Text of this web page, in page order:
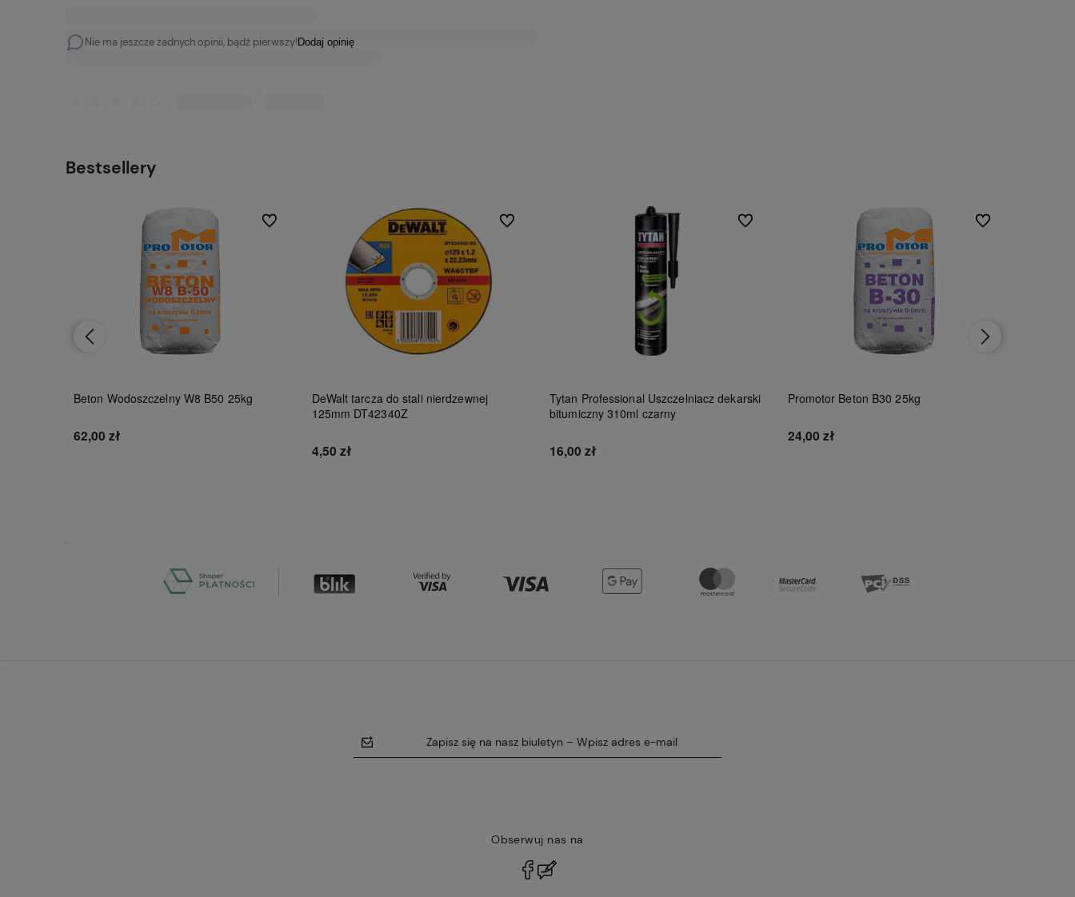
Nie ma jeszcze żadnych opinii, bądź pierwszy! Dodaj opinię
Bestsellery
Beton Wodoszczelny W8 B50 25kg
62,00 zł
Do ulubionych
DeWalt tarcza do stali nierdzewnej
125mm DT42340Z
4,50 zł
Do ulubionych
Tytan Professional Uszczelniacz dekarski
bitumiczny 310ml czarny
16,00 zł
Do ulubionych
Promotor Beton B30 25kg
24,00 zł
Do ulubionych
Zapisz się na nasz biuletyn – Wpisz adres e-mail
Obserwuj nas na